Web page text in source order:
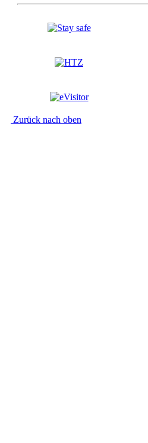
Zurück nach oben